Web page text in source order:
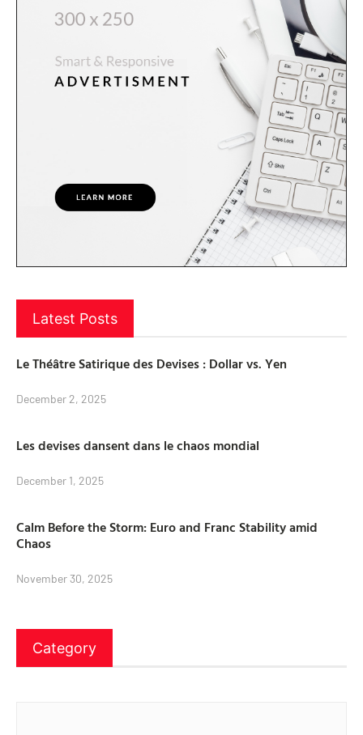
Latest Posts
Le Théâtre Satirique des Devises : Dollar vs. Yen
December 2, 2025
Les devises dansent dans le chaos mondial
December 1, 2025
Calm Before the Storm: Euro and Franc Stability amid
Chaos
November 30, 2025
Category